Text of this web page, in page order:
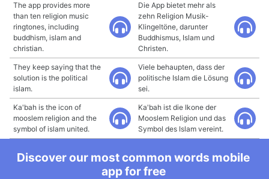
The app provides more
than ten religion music
ringtones, including
buddhism, islam and
christian.
Die App bietet mehr als
zehn Religion Musik-
Klingeltöne, darunter
Buddhismus, Islam und
Christen.
They keep saying that the
solution is the political
islam.
Viele behaupten, dass der
politische Islam die Lösung
sei.
Ka'bah is the icon of
mooslem religion and the
symbol of islam united.
Ka'bah ist die Ikone der
Mooslem Religion und das
Symbol des Islam vereint.
Discover our most common words mobile
app for free